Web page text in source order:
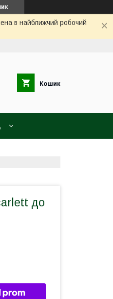
в найближчий робочий
Кошик
до